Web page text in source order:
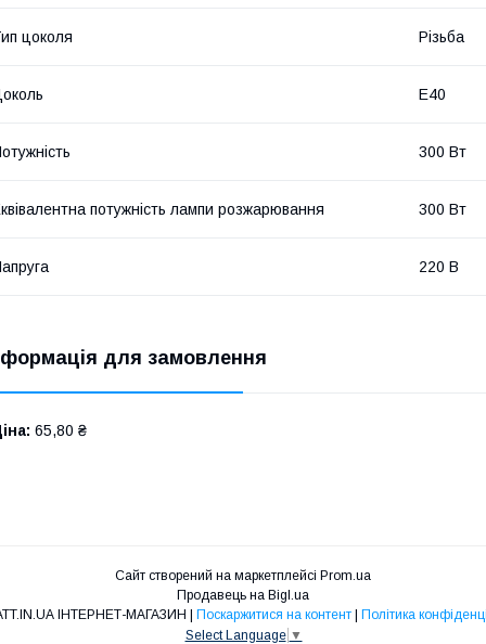
цоколя Різьба
E40
300 Вт
потужність лампи розжарювання 300 Вт
220 В
для замовлення
65,80 ₴
Сайт створений на маркетплейсі Prom.ua
Продавець на Bigl.ua
Поскаржитися на контент
Політика
Select Language ▼